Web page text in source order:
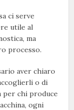
ci serve
utile al
ma
processo.
aver chiaro
o di
per chi produce
ogni